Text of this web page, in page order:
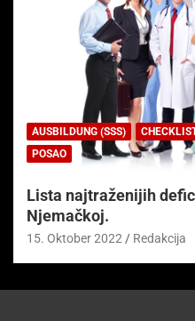
AUSBILDUNG (SSS)
POSAO
Lista najtraženijih
Njemačkoj.
15. Oktober 2022 Redakcija